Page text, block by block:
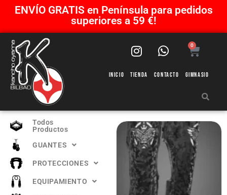
ENVÍO GRATIS en Península para pedidos
superiores a 59 €!
0
Inicio Tienda Contacto Gimnasio
Todos
Productos
GUANTES
PROTECCIONES
EQUIPAMIENTO